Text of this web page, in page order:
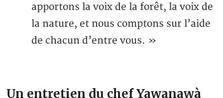
apportons la voix de la forêt, la voix de
la nature, et nous comptons sur l’aide
de chacun d’entre vous. »
Un entretien du chef Yawanawà